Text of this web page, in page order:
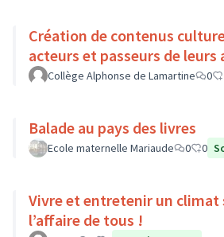
Création de contenus
acteurs et passeurs de leurs
Collège Alphonse de Lamartine 0
Balade au pays des livres
Ecole maternelle Mariaude 0 0
Vivre et entretenir un climat
l’affaire de tous !